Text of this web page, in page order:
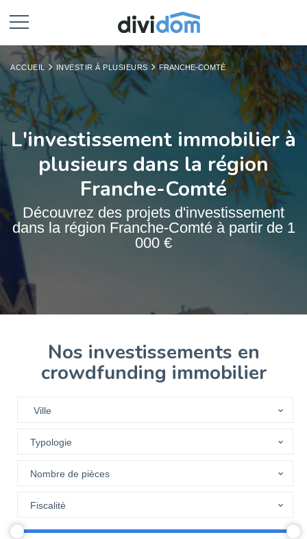
ACCUEIL INVESTIR À PLUSIEURS FRANCHE-COMTÉ
L'investissement immobilier à
plusieurs dans la région
Franche-Comté
Découvrez des projets d'investissement
dans la région Franche-Comté à partir de 1
000 €
Nos investissements en
crowdfunding immobilier